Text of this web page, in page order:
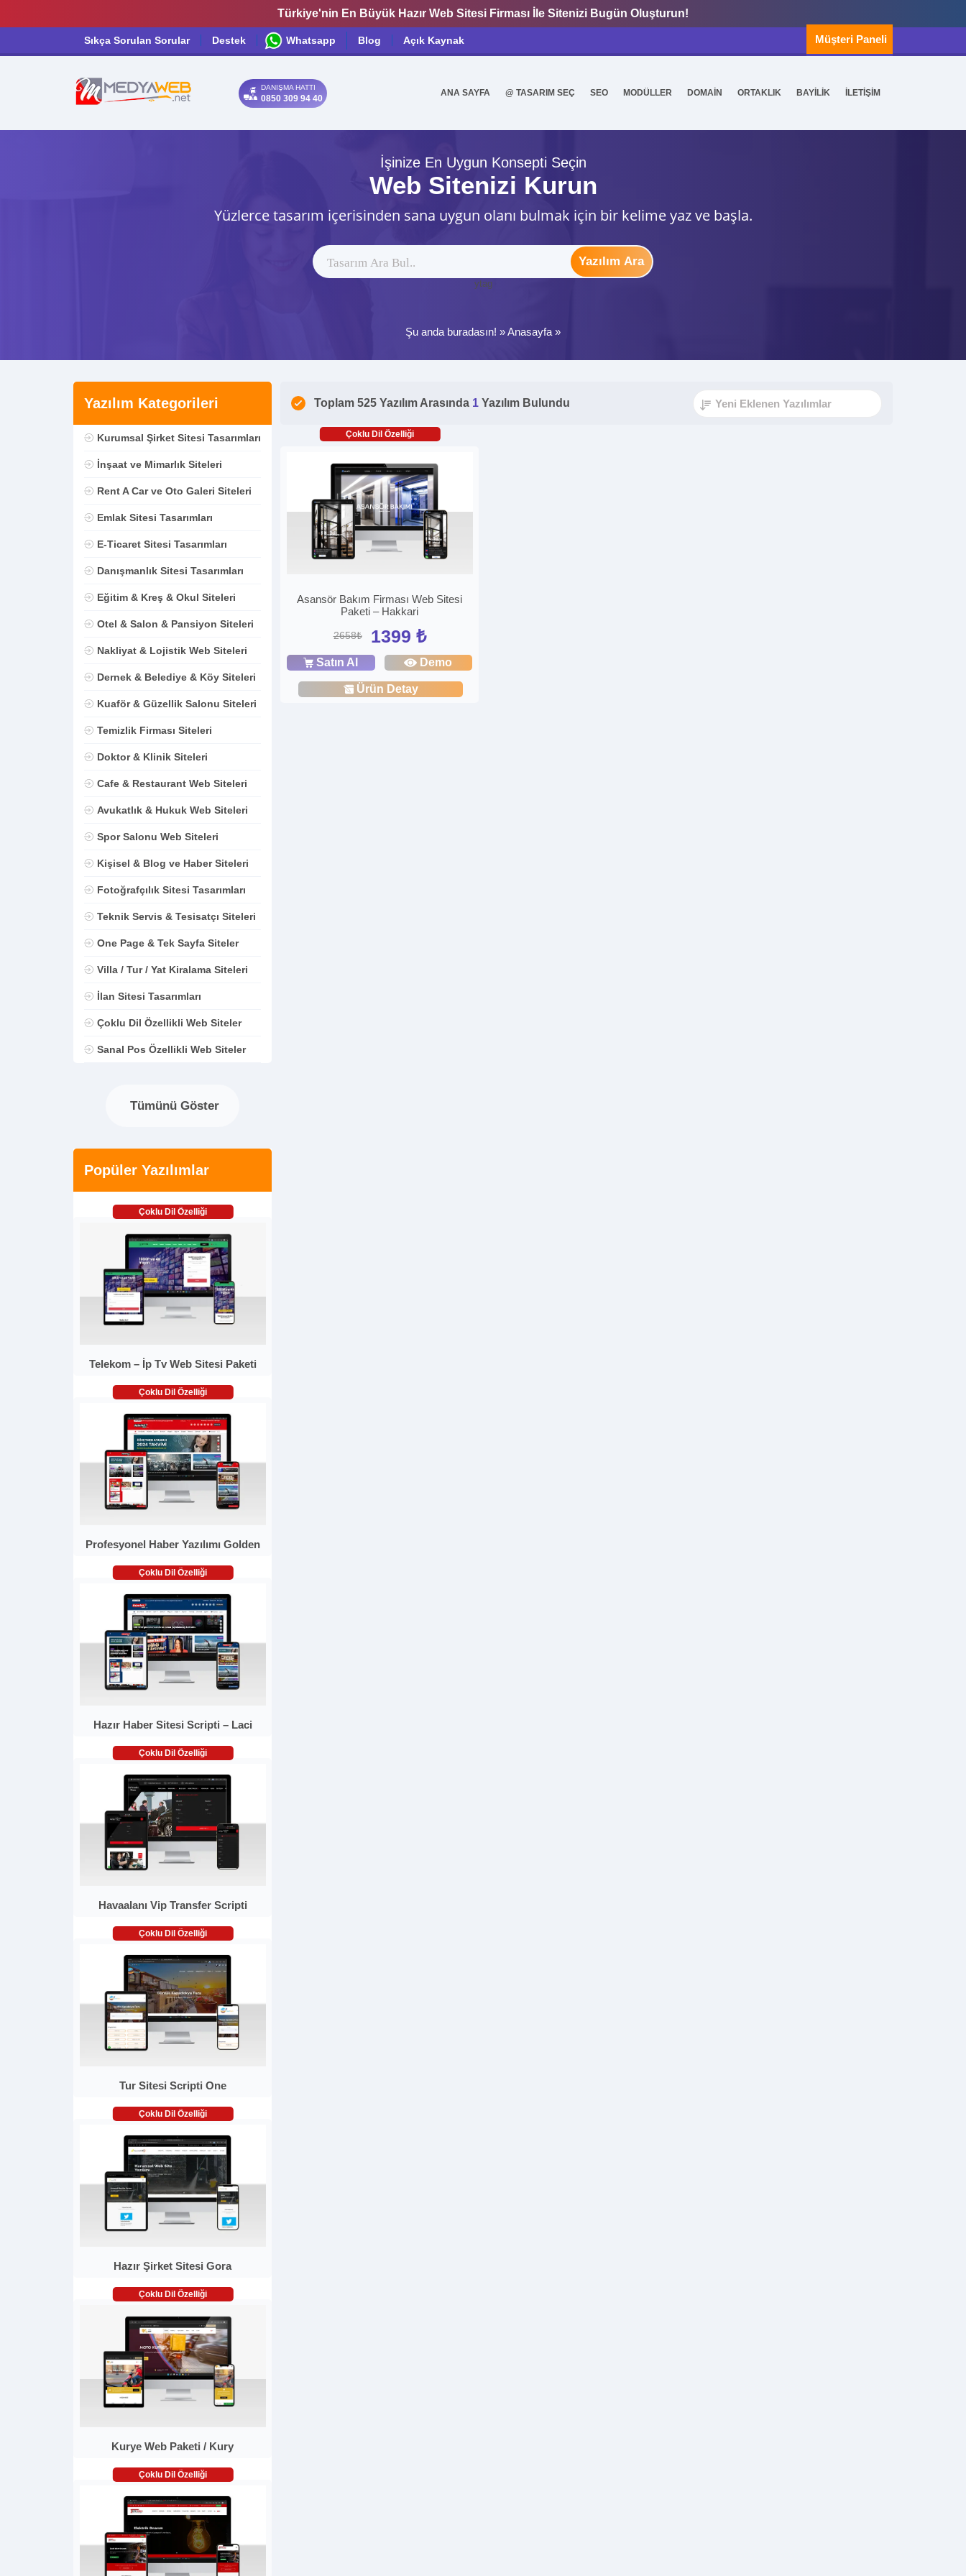
Türkiye'nin En Büyük Hazır Web Sitesi Firması İle Sitenizi Bugün Oluşturun!
Sıkça Sorulan Sorular Destek Whatsapp Blog Açık Kaynak Müşteri Paneli
DANIŞMA HATTI
0850 309 94 40
ANA SAYFA @ TASARIM SEÇ SEO MODÜLLER DOMAİN ORTAKLIK BAYİLİK İLETİŞİM
İşinize En Uygun Konsepti Seçin
Web Sitenizi Kurun
Yüzlerce tasarım içerisinden sana uygun olanı bulmak için bir kelime yaz ve başla.
Yazılım Ara
ytag
Şu anda buradasın! »Anasayfa »
Yazılım Kategorileri
Kurumsal Şirket Sitesi Tasarımları
İnşaat ve Mimarlık Siteleri
Rent A Car ve Oto Galeri Siteleri
Emlak Sitesi Tasarımları
E-Ticaret Sitesi Tasarımları
Danışmanlık Sitesi Tasarımları
Eğitim & Kreş & Okul Siteleri
Otel & Salon & Pansiyon Siteleri
Nakliyat & Lojistik Web Siteleri
Dernek & Belediye & Köy Siteleri
Kuaför & Güzellik Salonu Siteleri
Temizlik Firması Siteleri
Doktor & Klinik Siteleri
Cafe & Restaurant Web Siteleri
Avukatlık & Hukuk Web Siteleri
Spor Salonu Web Siteleri
Kişisel & Blog ve Haber Siteleri
Fotoğrafçılık Sitesi Tasarımları
Teknik Servis & Tesisatçı Siteleri
One Page & Tek Sayfa Siteler
Villa / Tur / Yat Kiralama Siteleri
İlan Sitesi Tasarımları
Çoklu Dil Özellikli Web Siteler
Sanal Pos Özellikli Web Siteler
Tümünü Göster
Popüler Yazılımlar
Çoklu Dil Özelliği
Telekom – İp Tv Web Sitesi Paketi
Çoklu Dil Özelliği
Profesyonel Haber Yazılımı Golden
Çoklu Dil Özelliği
Hazır Haber Sitesi Scripti – Laci
Çoklu Dil Özelliği
Havaalanı Vip Transfer Scripti
Çoklu Dil Özelliği
Tur Sitesi Scripti One
Çoklu Dil Özelliği
Hazır Şirket Sitesi Gora
Çoklu Dil Özelliği
Kurye Web Paketi / Kury
Çoklu Dil Özelliği
Toplam 525 Yazılım Arasında 1 Yazılım Bulundu
Çoklu Dil Özelliği
Asansör Bakım Firması Web Sitesi
Paketi – Hakkari
2658₺ 1399 ₺
Satın Al Demo
Ürün Detay